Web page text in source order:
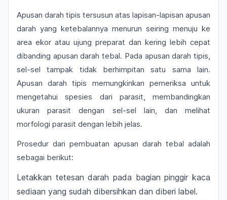
Apusan darah tipis tersusun atas lapisan-lapisan apusan
darah yang ketebalannya menurun seiring menuju ke
area ekor atau ujung preparat dan kering lebih cepat
dibanding apusan darah tebal. Pada apusan darah tipis,
sel-sel tampak tidak berhimpitan satu sama lain.
Apusan darah tipis memungkinkan pemeriksa untuk
mengetahui spesies dari parasit, membandingkan
ukuran parasit dengan sel-sel lain, dan melihat
morfologi parasit dengan lebih jelas.
Prosedur dari pembuatan apusan darah tebal adalah
sebagai berikut:
Letakkan tetesan darah pada bagian pinggir kaca
sediaan yang sudah dibersihkan dan diberi label.